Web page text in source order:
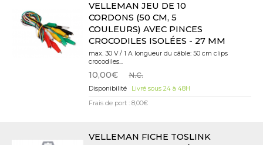
VELLEMAN JEU DE 10
CORDONS (50 CM, 5
COULEURS) AVEC PINCES
CROCODILES ISOLÉES - 27 MM
max. 30 V / 1 A longueur du câble: 50 cm clips
crocodiles...
10,00€ N.C.
Livré sous 24 à 48H
Frais de port : 8,00€
VELLEMAN FICHE TOSLINK